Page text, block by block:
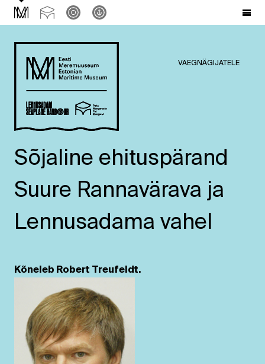
VAEGNÄGIJATELE
Sõjaline ehituspärand
Suure Rannavärava ja
Lennusadama vahel
Kõneleb Robert Treufeldt.